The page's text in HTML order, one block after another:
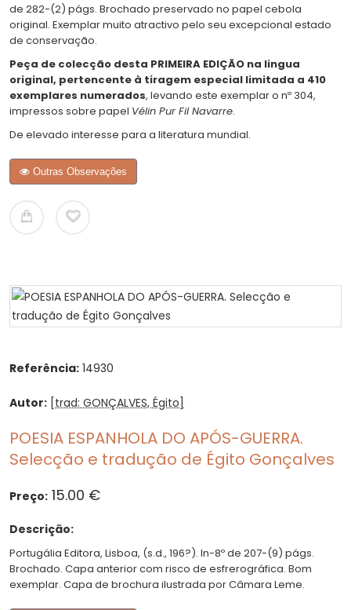
de 282-(2) págs. Brochado preservado no papel cebola
original. Exemplar muito atractivo pelo seu excepcional estado
de conservação.
Peça de colecção desta PRIMEIRA EDIÇÃO na lingua
original, pertencente à tiragem especial limitada a 410
exemplares numerados, levando este exemplar o nº 304,
impressos sobre papel Vélin Pur Fil Navarre.
De elevado interesse para a literatura mundial.
Outras Observações
Referência: 14930
Autor: [trad: GONÇALVES, Égito]
POESIA ESPANHOLA DO APÓS-GUERRA.
Selecção e tradução de Égito Gonçalves
Preço: 15.00 €
Descrição:
Portugália Editora, Lisboa, (s.d., 196?). In-8º de 207-(9) págs.
Brochado. Capa anterior com risco de esfrerográfica. Bom
exemplar. Capa de brochura ilustrada por Câmara Leme.